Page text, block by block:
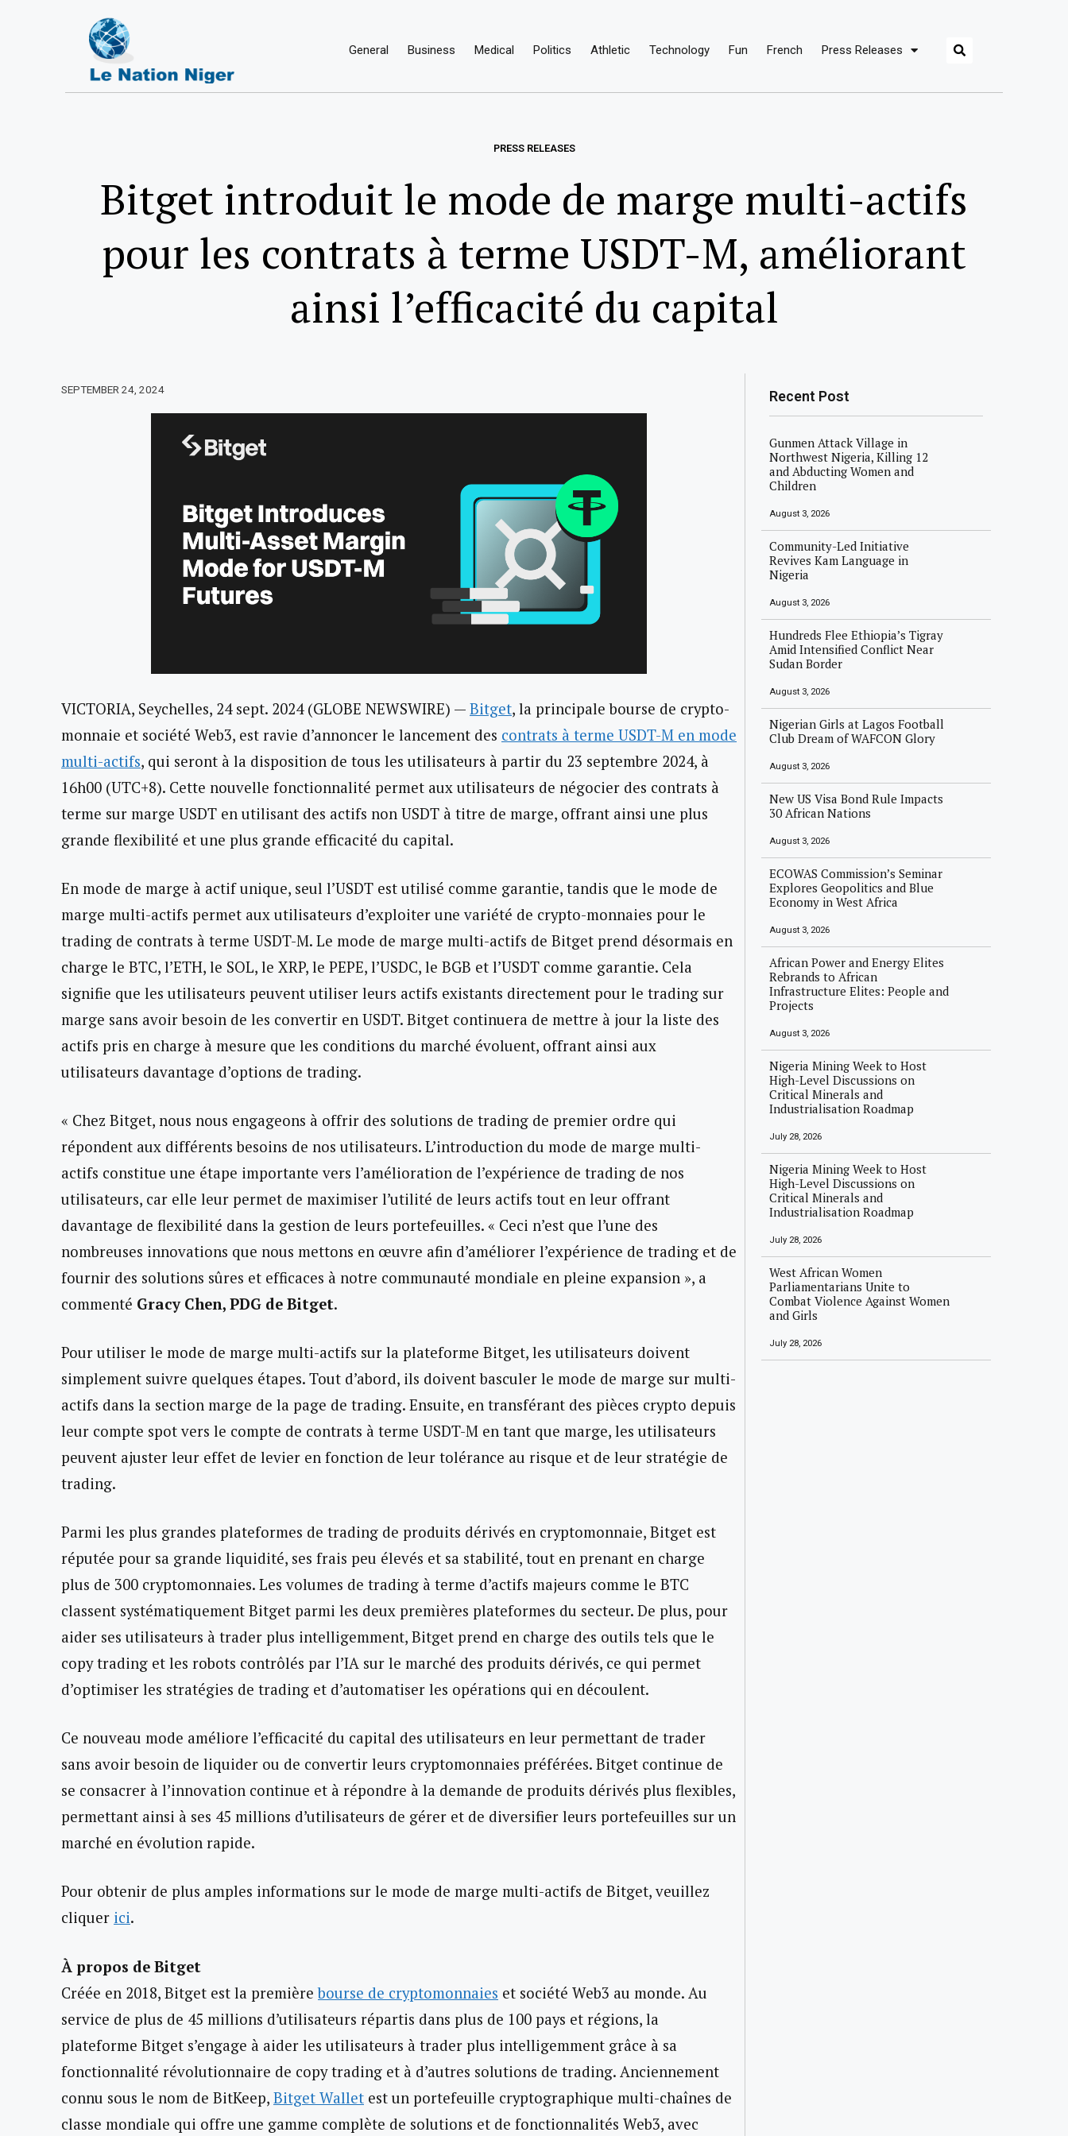
General Business Medical Politics Athletic Technology Fun French Press Releases
PRESS RELEASES
Bitget introduit le mode de marge multi-actifs
pour les contrats à terme USDT-M, améliorant
ainsi l’efficacité du capital
SEPTEMBER 24, 2024
VICTORIA, Seychelles, 24 sept. 2024 (GLOBE NEWSWIRE) — Bitget, la principale bourse de crypto-
monnaie et société Web3, est ravie d’annoncer le lancement des contrats à terme USDT-M en mode
multi-actifs, qui seront à la disposition de tous les utilisateurs à partir du 23 septembre 2024, à
16h00 (UTC+8). Cette nouvelle fonctionnalité permet aux utilisateurs de négocier des contrats à
terme sur marge USDT en utilisant des actifs non USDT à titre de marge, offrant ainsi une plus
grande flexibilité et une plus grande efficacité du capital.
En mode de marge à actif unique, seul l’USDT est utilisé comme garantie, tandis que le mode de
marge multi-actifs permet aux utilisateurs d’exploiter une variété de crypto-monnaies pour le
trading de contrats à terme USDT-M. Le mode de marge multi-actifs de Bitget prend désormais en
charge le BTC, l’ETH, le SOL, le XRP, le PEPE, l’USDC, le BGB et l’USDT comme garantie. Cela
signifie que les utilisateurs peuvent utiliser leurs actifs existants directement pour le trading sur
marge sans avoir besoin de les convertir en USDT. Bitget continuera de mettre à jour la liste des
actifs pris en charge à mesure que les conditions du marché évoluent, offrant ainsi aux
utilisateurs davantage d’options de trading.
« Chez Bitget, nous nous engageons à offrir des solutions de trading de premier ordre qui
répondent aux différents besoins de nos utilisateurs. L’introduction du mode de marge multi-
actifs constitue une étape importante vers l’amélioration de l’expérience de trading de nos
utilisateurs, car elle leur permet de maximiser l’utilité de leurs actifs tout en leur offrant
davantage de flexibilité dans la gestion de leurs portefeuilles. « Ceci n’est que l’une des
nombreuses innovations que nous mettons en œuvre afin d’améliorer l’expérience de trading et de
fournir des solutions sûres et efficaces à notre communauté mondiale en pleine expansion », a
commenté Gracy Chen, PDG de Bitget.
Pour utiliser le mode de marge multi-actifs sur la plateforme Bitget, les utilisateurs doivent
simplement suivre quelques étapes. Tout d’abord, ils doivent basculer le mode de marge sur multi-
actifs dans la section marge de la page de trading. Ensuite, en transférant des pièces crypto depuis
leur compte spot vers le compte de contrats à terme USDT-M en tant que marge, les utilisateurs
peuvent ajuster leur effet de levier en fonction de leur tolérance au risque et de leur stratégie de
trading.
Parmi les plus grandes plateformes de trading de produits dérivés en cryptomonnaie, Bitget est
réputée pour sa grande liquidité, ses frais peu élevés et sa stabilité, tout en prenant en charge
plus de 300 cryptomonnaies. Les volumes de trading à terme d’actifs majeurs comme le BTC
classent systématiquement Bitget parmi les deux premières plateformes du secteur. De plus, pour
aider ses utilisateurs à trader plus intelligemment, Bitget prend en charge des outils tels que le
copy trading et les robots contrôlés par l’IA sur le marché des produits dérivés, ce qui permet
d’optimiser les stratégies de trading et d’automatiser les opérations qui en découlent.
Ce nouveau mode améliore l’efficacité du capital des utilisateurs en leur permettant de trader
sans avoir besoin de liquider ou de convertir leurs cryptomonnaies préférées. Bitget continue de
se consacrer à l’innovation continue et à répondre à la demande de produits dérivés plus flexibles,
permettant ainsi à ses 45 millions d’utilisateurs de gérer et de diversifier leurs portefeuilles sur un
marché en évolution rapide.
Pour obtenir de plus amples informations sur le mode de marge multi-actifs de Bitget, veuillez
cliquer ici.
À propos de Bitget
Créée en 2018, Bitget est la premièrebourse de cryptomonnaies et société Web3 au monde. Au
service de plus de 45 millions d’utilisateurs répartis dans plus de 100 pays et régions, la
plateforme Bitget s’engage à aider les utilisateurs à trader plus intelligemment grâce à sa
fonctionnalité révolutionnaire de copy trading et à d’autres solutions de trading. Anciennement
connu sous le nom de BitKeep, Bitget Wallet est un portefeuille cryptographique multi-chaînes de
classe mondiale qui offre une gamme complète de solutions et de fonctionnalités Web3, avec
Recent Post
Gunmen Attack Village in
Northwest Nigeria, Killing 12
and Abducting Women and
Children
August 3, 2026
Community-Led Initiative
Revives Kam Language in
Nigeria
August 3, 2026
Hundreds Flee Ethiopia’s Tigray
Amid Intensified Conflict Near
Sudan Border
August 3, 2026
Nigerian Girls at Lagos Football
Club Dream of WAFCON Glory
August 3, 2026
New US Visa Bond Rule Impacts
30 African Nations
August 3, 2026
ECOWAS Commission’s Seminar
Explores Geopolitics and Blue
Economy in West Africa
August 3, 2026
African Power and Energy Elites
Rebrands to African
Infrastructure Elites: People and
Projects
August 3, 2026
Nigeria Mining Week to Host
High-Level Discussions on
Critical Minerals and
Industrialisation Roadmap
July 28, 2026
Nigeria Mining Week to Host
High-Level Discussions on
Critical Minerals and
Industrialisation Roadmap
July 28, 2026
West African Women
Parliamentarians Unite to
Combat Violence Against Women
and Girls
July 28, 2026